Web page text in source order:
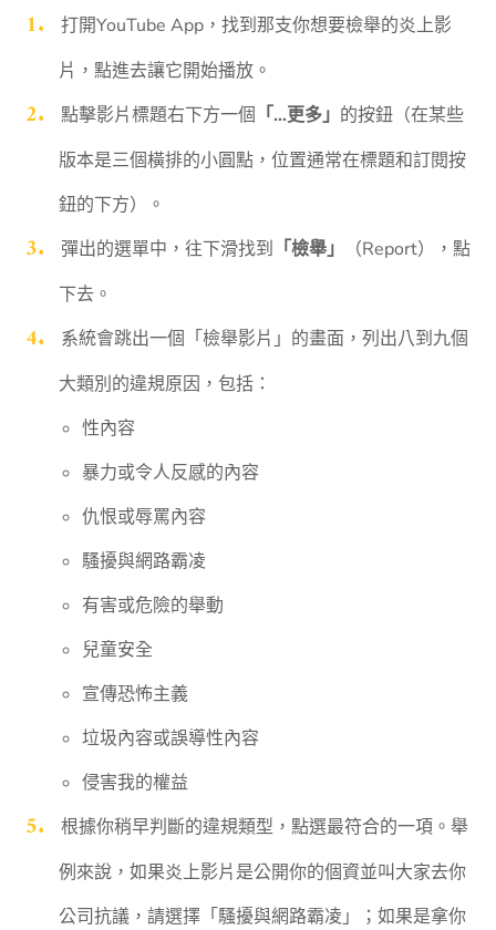
打開YouTube App，找到那支你想要檢舉的炎上影
片，點進去讓它開始播放。
點擊影片標題右下方一個 「…更多」 的按鈕（在某些
版本是三個橫排的小圓點，位置通常在標題和訂閱按
鈕的下方）。
彈出的選單中，往下滑找到 「檢舉」
（Report），點
下去。
系統會跳出一個「檢舉影片」的畫面，列出八到九個
大類別的違規原因，包括：
性內容
暴力或令人反感的內容
仇恨或辱罵內容
騷擾與網路霸凌
有害或危險的舉動
兒童安全
宣傳恐怖主義
垃圾內容或誤導性內容
侵害我的權益
根據你稍早判斷的違規類型，點選最符合的一項。舉
例來說，如果炎上影片是公開你的個資並叫大家去你
公司抗議，請選擇「騷擾與網路霸凌」；如果是拿你